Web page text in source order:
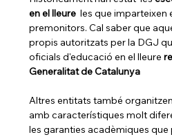
en el lleure les que imparteixen
premonitors. Cal saber que
propis autoritzats per la DGJ
oficials d'educació en el lleure
Generalitat de Catalunya
Altres entitats també
amb característiques molt
les garanties acadèmiques